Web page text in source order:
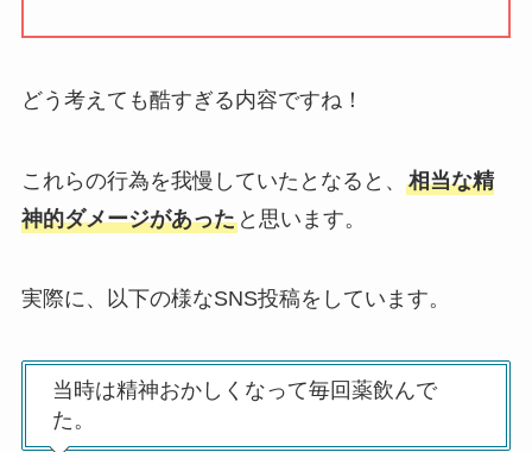
どう考えても酷すぎる内容ですね！
これらの行為を我慢していたとなると、 相当な精
神的ダメージがあったと思います。
実際に、以下の様なSNS投稿をしています。
当時は精神おかしくなって毎回薬飲んで
た。